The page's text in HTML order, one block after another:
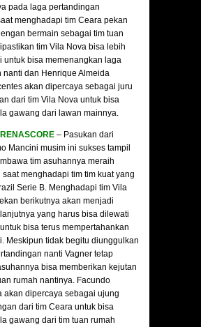
pada laga pertandingan
menghadapi tim Ceara pekan
bermain sebagai tim tuan
tim Vila Nova bisa lebih
untuk bisa memenangkan laga
nanti dan Henrique Almeida
akan dipercaya sebagai juru
dari tim Vila Nova untuk bisa
gawang dari lawan mainnya.
– Pasukan dari
Mancini musim ini sukses tampil
tim asuhannya meraih
menghadapi tim tim kuat yang
Serie B. Menghadapi tim Vila
berikutnya akan menjadi
yang harus bisa dilewati
bisa terus mempertahankan
Meskipun tidak begitu diunggulkan
nanti Vagner tetap
bisa memberikan kejutan
rumah nantinya. Facundo
akan dipercaya sebagai ujung
dari tim Ceara untuk bisa
gawang dari tim tuan rumah